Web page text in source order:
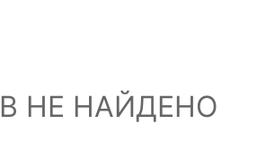
НЕ НАЙДЕНО